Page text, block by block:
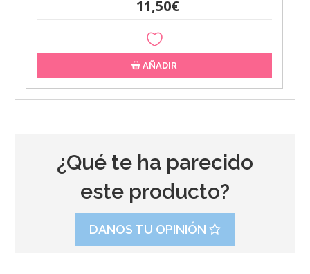
11,50€
AÑADIR
¿Qué te ha parecido
este producto?
DANOS TU OPINIÓN